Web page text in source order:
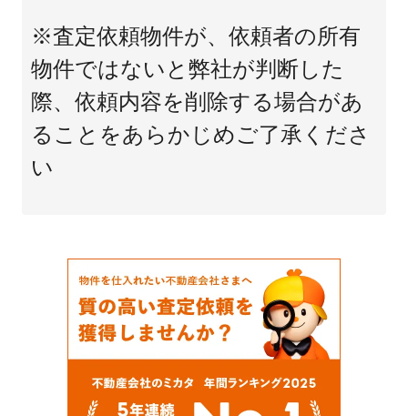
※査定依頼物件が、依頼者の所有
物件ではないと弊社が判断した
際、依頼内容を削除する場合があ
ることをあらかじめご了承くださ
い